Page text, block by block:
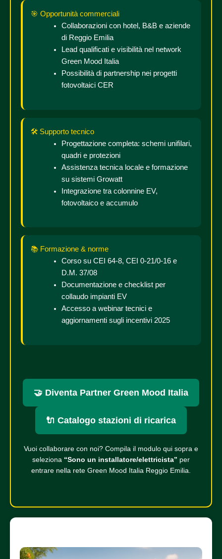
🎯 Opportunità commerciali
Collaborazioni con hotel, B&B e aziende
di Reggio Emilia
Lead qualificati e visibilità nel network
Green Mood Italia
Possibilità di partnership nei progetti
fotovoltaici CER
🛠️ Supporto tecnico
Progettazione completa: schemi unifilari,
quadri e protezioni
Assistenza tecnica locale e formazione
su sistemi Growatt
Integrazione tra colonnine EV,
fotovoltaico e accumulo
📚 Formazione & norme
Corso su CEI 64-8, CEI 0-21/0-16 e
D.M. 37/08
Documentazione e checklist per
collaudo impianti EV
Accesso a webinar tecnici e
aggiornamenti sugli incentivi 2025
🤝 Diventa Partner Green Mood Italia
🔌 Catalogo stazioni di ricarica
Vuoi collaborare con noi? Compila il modulo qui sopra e
seleziona “Sono un installatore/elettricista” per
entrare nella rete Green Mood Italia Reggio Emilia.